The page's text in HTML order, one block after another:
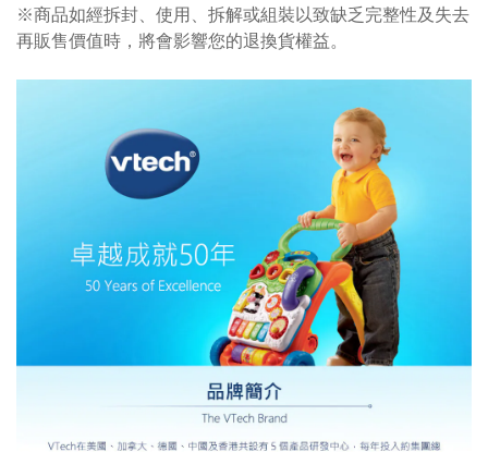
※商品如經拆封、使用、拆解或組裝以致缺乏完整性及失去
再販售價值時，將會影響您的退換貨權益。